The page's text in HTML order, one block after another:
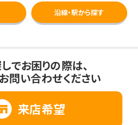
沿線・駅から探す
でお困りの際は、
問い合わせください
来店希望